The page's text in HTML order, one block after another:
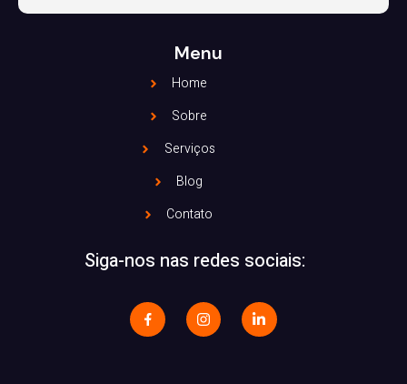
Menu
Home
Sobre
Serviços
Blog
Contato
Siga-nos nas redes sociais: